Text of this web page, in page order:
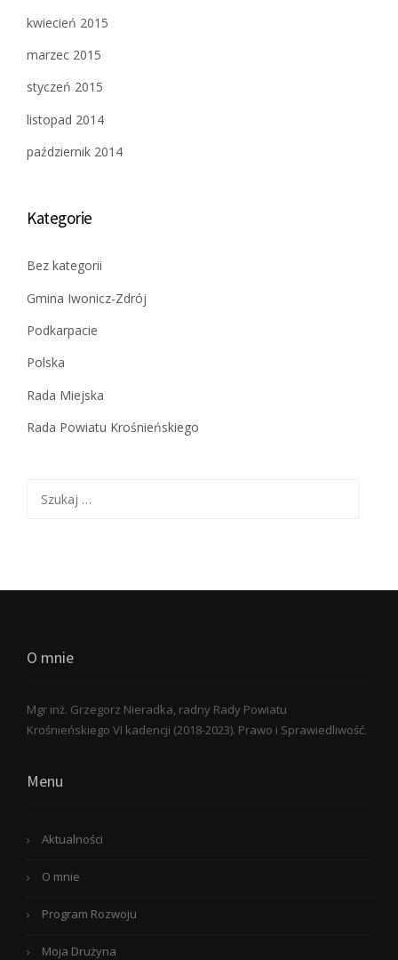
kwiecień 2015
marzec 2015
styczeń 2015
listopad 2014
październik 2014
Kategorie
Bez kategorii
Gmina Iwonicz-Zdrój
Podkarpacie
Polska
Rada Miejska
Rada Powiatu Krośnieńskiego
O mnie
Mgr inż. Grzegorz Nieradka, radny Rady Powiatu
Krośnieńskiego VI kadencji (2018-2023). Prawo i Sprawiedliwość.
Menu
Aktualności
O mnie
Program Rozwoju
Moja Drużyna